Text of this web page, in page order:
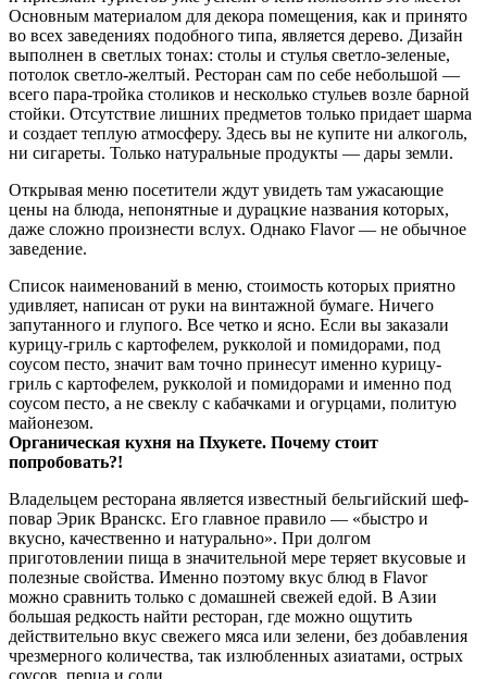
Основным материалом для декора помещения, как и принято
во всех заведениях подобного типа, является дерево. Дизайн
выполнен в светлых тонах: столы и стулья светло-зеленые,
потолок светло-желтый. Ресторан сам по себе небольшой —
всего пара-тройка столиков и несколько стульев возле барной
стойки. Отсутствие лишних предметов только придает шарма
и создает теплую атмосферу. Здесь вы не купите ни алкоголь,
ни сигареты. Только натуральные продукты — дары земли.
Открывая меню посетители ждут увидеть там ужасающие
цены на блюда, непонятные и дурацкие названия которых,
даже сложно произнести вслух. Однако Flavor — не обычное
заведение.
Список наименований в меню, стоимость которых приятно
удивляет, написан от руки на винтажной бумаге. Ничего
запутанного и глупого. Все четко и ясно. Если вы заказали
курицу-гриль с картофелем, рукколой и помидорами, под
соусом песто, значит вам точно принесут именно курицу-
гриль с картофелем, рукколой и помидорами и именно под
соусом песто, а не свеклу с кабачками и огурцами, политую
майонезом.
Органическая кухня на Пхукете. Почему стоит
попробовать?!
Владельцем ресторана является известный бельгийский шеф-
повар Эрик Вранскс. Его главное правило — «быстро и
вкусно, качественно и натурально». При долгом
приготовлении пища в значительной мере теряет вкусовые и
полезные свойства. Именно поэтому вкус блюд в Flavor
можно сравнить только с домашней свежей едой. В Азии
большая редкость найти ресторан, где можно ощутить
действительно вкус свежего мяса или зелени, без добавления
чрезмерного количества, так излюбленных азиатами, острых